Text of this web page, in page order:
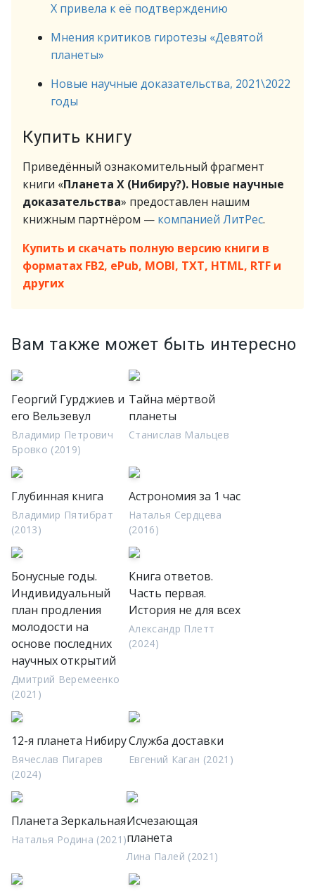
Х привела к её подтверждению
Мнения критиков гиротезы «Девятой
планеты»
Новые научные доказательства, 2021\2022
годы
Купить книгу
Приведённый ознакомительный фрагмент
книги «Планета Х (Нибиру?). Новые научные
доказательства» предоставлен нашим
книжным партнёром — компанией ЛитРес.
Купить и скачать полную версию книги в
форматах FB2, ePub, MOBI, TXT, HTML, RTF и
других
Вам также может быть интересно
Георгий Гурджиев и
его Вельзевул
Владимир Петрович
Бровко (2019)
Тайна мёртвой
планеты
Станислав Мальцев
Глубинная книга
Владимир Пятибрат
(2013)
Астрономия за 1 час
Наталья Сердцева
(2016)
Бонусные годы.
Индивидуальный
план продления
молодости на
основе последних
научных открытий
Дмитрий Веремеенко
(2021)
Книга ответов.
Часть первая.
История не для всех
Александр Плетт
(2024)
12-я планета Нибиру
Вячеслав Пигарев
(2024)
Служба доставки
Евгений Каган (2021)
Планета Зеркальная
Наталья Родина (2021)
Исчезающая
планета
Лина Палей (2021)